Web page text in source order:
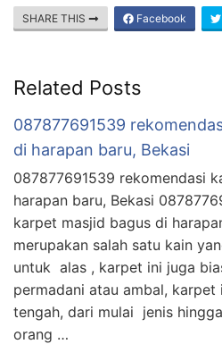
SHARE THIS Facebook
Related Posts
087877691539
di harapan baru, Bekasi
087877691539 rekomendasi
harapan baru, Bekasi
karpet masjid bagus di
merupakan salah satu kain
untuk alas , karpet ini juga
permadani atau ambal,
tengah, dari mulai jenis
orang …